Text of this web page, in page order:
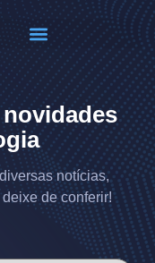
notícias,
de conferir!